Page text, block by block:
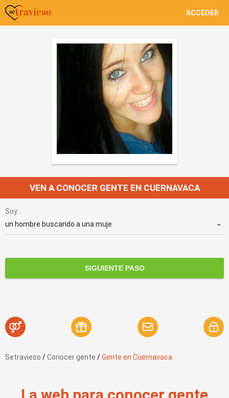
ACCEDER
VEN A CONOCER GENTE EN CUERNAVACA
Soy:
SIGUIENTE PASO
Setravieso /Conocer gente /Gente en Cuernavaca